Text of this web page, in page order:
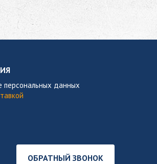
персональных данных
ОБРАТНЫЙ ЗВОНОК